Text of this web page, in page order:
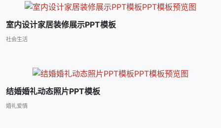
室内设计家居装修展示PPT模板
社会生活
结婚婚礼动态照片PPT模板
婚礼爱情